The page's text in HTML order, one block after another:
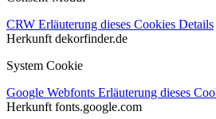
CRW Erläuterung dieses Cookies Details
Herkunft dekorfinder.de
System Cookie
Google Webfonts Erläuterung dieses
Herkunft fonts.google.com